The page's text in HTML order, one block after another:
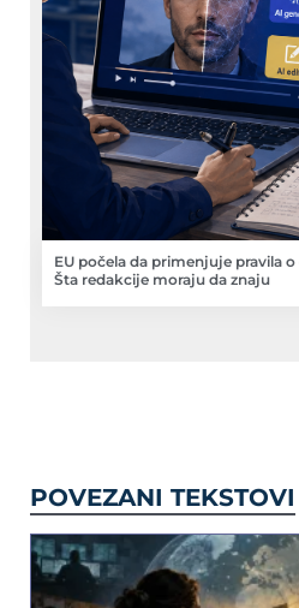
EU počela da primenjuje pravila
Šta redakcije moraju da znaju
POVEZANI TEKSTOVI